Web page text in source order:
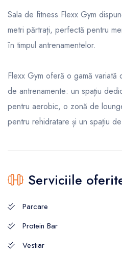
Sala de fitness Flexx Gym
metri părtrați, perfectă pentru
în timpul antrenamentelor.
Flexx Gym oferă o gamă
de antrenamente: un spațiu
pentru aerobic, o zonă de
pentru rehidratare și un spațiu
Serviciile
Parcare
Protein Bar
Vestiar